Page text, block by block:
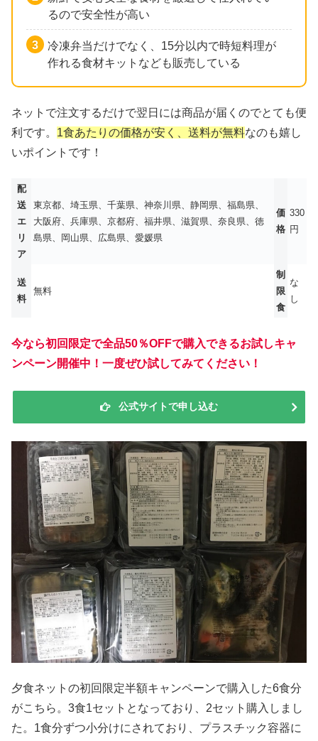
るので安全性が高い
冷凍弁当だけでなく、15分以内で時短料理が
作れる食材キットなども販売している
ネットで注文するだけで翌日には商品が届くのでとても便
利です。 1食あたりの価格が安く、送料が無料なのも嬉し
いポイントです！
配
送
エ
リ
ア
東京都、埼玉県、千葉県、神奈川県、静岡県、福島県、
大阪府、兵庫県、京都府、福井県、滋賀県、奈良県、徳
島県、岡山県、広島県、愛媛県
価
格
330
円
送
料
無料
制
限
食
な
し
今なら初回限定で全品50％OFFで購入できるお試しキャ
ンペーン開催中！一度ぜひ試してみてください！
公式サイトで申し込む
夕食ネットの初回限定半額キャンペーンで購入した6食分
がこちら。3食1セットとなっており、2セット購入しまし
た。1食分ずつ小分けにされており、プラスチック容器に